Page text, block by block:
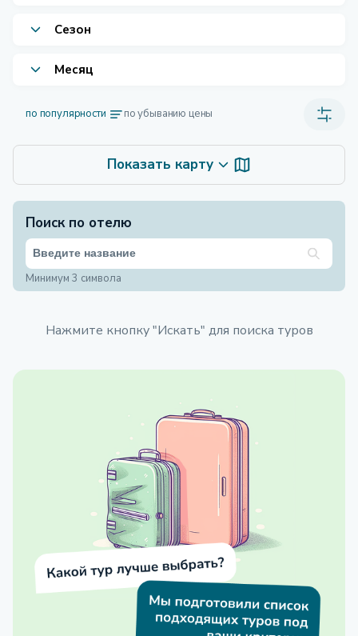
Сезон
Месяц
по популярности по убыванию цены
Показать карту
Поиск по отелю
Минимум 3 символа
Нажмите кнопку "Искать" для поиска туров